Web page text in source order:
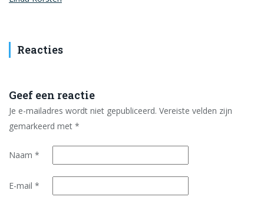
Reacties
Geef een reactie
Je e-mailadres wordt niet gepubliceerd. Vereiste velden zijn
gemarkeerd met *
Naam *
E-mail *